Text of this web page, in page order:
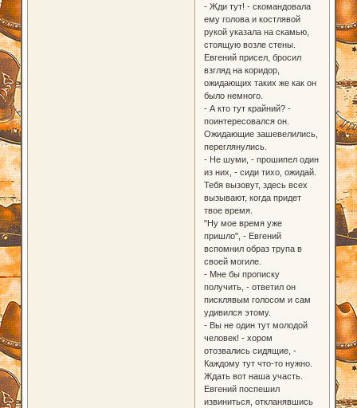
- Жди тут! - скомандовала
ему голова и костлявой
рукой указала на скамью,
стоящую возле стены.
Евгений присел, бросил
взгляд на коридор,
ожидающих таких же как он
было немного.
- А кто тут крайний? -
поинтересовался он.
Ожидающие зашевелились,
переглянулись.
- Не шуми, - прошипел один
из них, - сиди тихо, ожидай.
Тебя вызовут, здесь всех
вызывают, когда придет
твое время.
"Ну мое время уже
пришло", - Евгений
вспомнил образ трупа в
своей могиле.
- Мне бы прописку
получить, - ответил он
писклявым голосом и сам
удивился этому.
- Вы не один тут молодой
человек! - хором
отозвались сидящие, -
Каждому тут что-то нужно.
Ждать вот наша участь.
Евгений поспешил
извиниться, откланявшись